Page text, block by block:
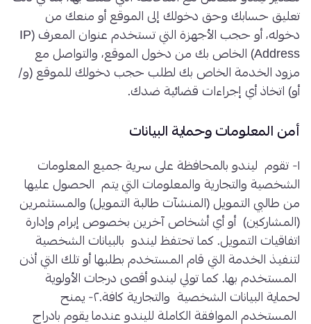
تعليق حسابك وحق دخولك إلى الموقع أو منعك من
دخوله، أو حجب الأجهزة التي تستخدم عنوان المعرف (IP
Address) الخاص بك من دخول الموقع، والتواصل مع
مزود الخدمة الخاص بك لطلب حجب دخولك للموقع (و/
أو) اتخاذ أي إجراءات قضائية ضدك.
أمن المعلومات وحماية البيانات
١- تقوم ليندو بالمحافظة على سرية جميع المعلومات
الشخصية والتجارية والمعلومات التي يتم الحصول عليها
من طالبي التمويل (المنشآت طالبة التمويل) والمستثمرين
(المشاركين) أو أي أشخاص آخرين بخصوص إبرام وإدارة
اتفاقيات التمويل. كما تحتفظ ليندو بالبيانات الشخصية
لتنفيذ الخدمة التي قام المستخدم بطلبها أو تلك التي أذن
المستخدم بها. كما تولي ليندو أقصى درجات الأولوية
لحماية البيانات الشخصية والتجارية كافة.٢- يمنح
المستخدم الموافقة الكاملة لليندو عندما يقوم بادراج